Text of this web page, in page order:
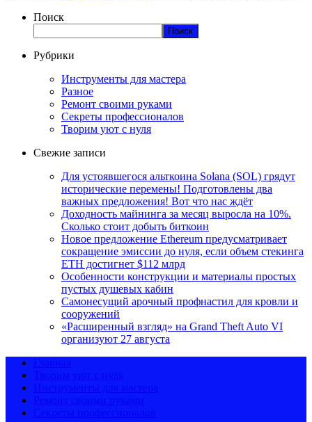
Поиск
Поиск
Рубрики
Инструменты для мастера
Разное
Ремонт своими руками
Секреты профессионалов
Творим уют с нуля
Свежие записи
Для устоявшегося альткоина Solana (SOL) грядут
исторические перемены! Подготовлены два
важных предложения! Вот что нас ждёт
Доходность майнинга за месяц выросла на 10%.
Сколько стоит добыть биткоин
Новое предложение Ethereum предусматривает
сокращение эмиссии до нуля, если объем стекинга
ETH достигнет $112 млрд
Особенности конструкции и материалы простых
пустых душевых кабин
Самонесущий арочный профнастил для кровли и
сооружений
«Расширенный взгляд» на Grand Theft Auto VI
организуют 27 августа